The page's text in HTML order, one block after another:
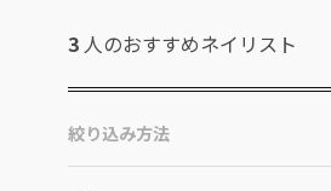
3 人のおすすめネイリスト
絞り込み方法